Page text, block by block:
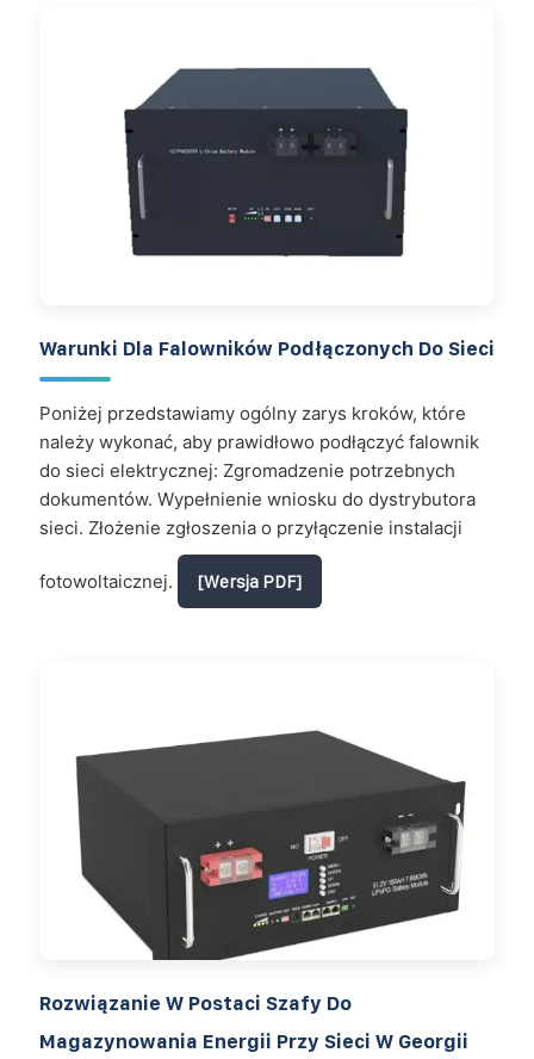
Warunki Dla Falowników Podłączonych Do Sieci
Poniżej przedstawiamy ogólny zarys kroków, które
należy wykonać, aby prawidłowo podłączyć falownik
do sieci elektrycznej: Zgromadzenie potrzebnych
dokumentów. Wypełnienie wniosku do dystrybutora
sieci. Złożenie zgłoszenia o przyłączenie instalacji
fotowoltaicznej. [Wersja PDF]
Rozwiązanie W Postaci Szafy Do
Magazynowania Energii Przy Sieci W Georgii